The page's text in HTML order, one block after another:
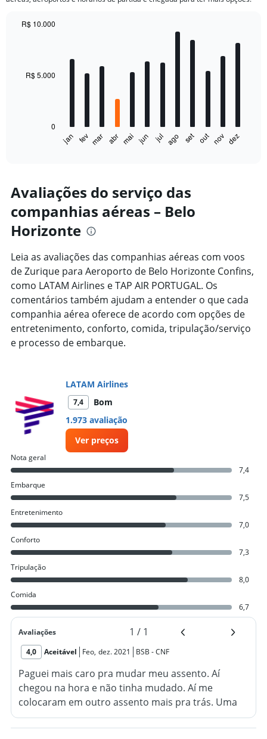
bars.
Range:
12
categories.
chart
1
Y
axis
displaying
values.
Range:
0
to
10000.
jan fev mar abr mai jun jul ago set out nov dez
0
R$ 5.000
R$ 10.000
Avaliações do serviço das
companhias aéreas – Belo
Horizonte
Leia as avaliações das companhias aéreas com voos
de Zurique para Aeroporto de Belo Horizonte Confins,
como LATAM Airlines e TAP AIR PORTUGAL. Os
comentários também ajudam a entender o que cada
companhia aérea oferece de acordo com opções de
entretenimento, conforto, comida, tripulação/serviço
e processo de embarque.
LATAM Airlines
7,4
Bom
1.973 avaliação
Ver preços
Nota geral
7,4
Embarque
7,5
Entretenimento
7,0
Conforto
7,3
Tripulação
8,0
Comida
6,7
Avaliações 1 / 1
4,0 Aceitável Feo, dez. 2021 BSB -CNF
Paguei mais caro pra mudar meu assento. Aí
chegou na hora e não tinha mudado. Aí me
colocaram em outro assento mais pra trás. Uma
demora no atendimento pra despachar bagagem.
Foi muito ruim. Eu com meu bebê de colo.